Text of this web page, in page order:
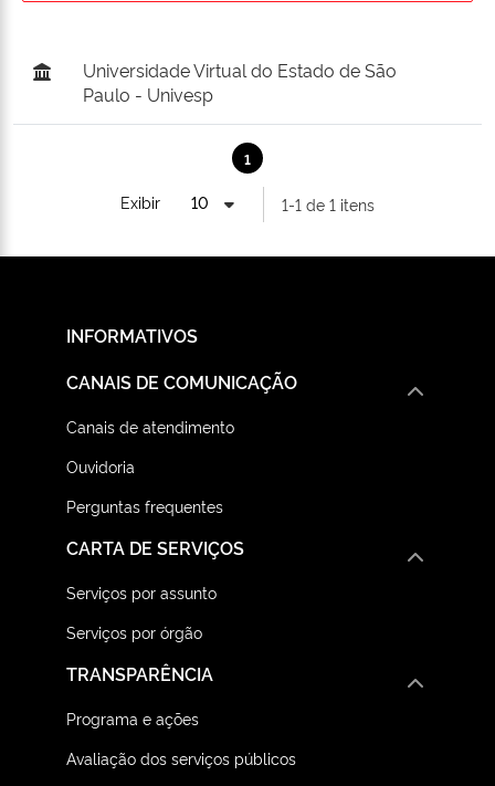
Universidade Virtual do Estado de São
Paulo - Univesp
1
Exibir 1-1 de 1 itens
INFORMATIVOS
CANAIS DE COMUNICAÇÃO
Canais de atendimento
Ouvidoria
Perguntas frequentes
CARTA DE SERVIÇOS
Serviços por assunto
Serviços por órgão
TRANSPARÊNCIA
Programa e ações
Avaliação dos serviços públicos